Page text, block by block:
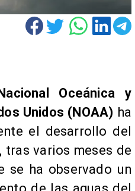
Oceánica y
Unidos (NOAA) ha
el desarrollo del
tras varios meses de
se ha observado un